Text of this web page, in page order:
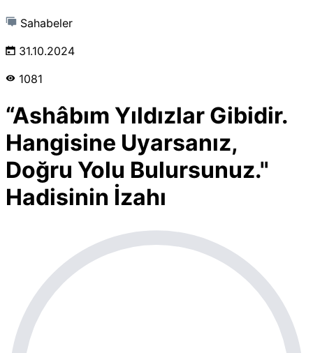
Sahabeler
31.10.2024
1081
“Ashâbım Yıldızlar Gibidir.
Hangisine Uyarsanız,
Doğru Yolu Bulursunuz."
Hadisinin İzahı